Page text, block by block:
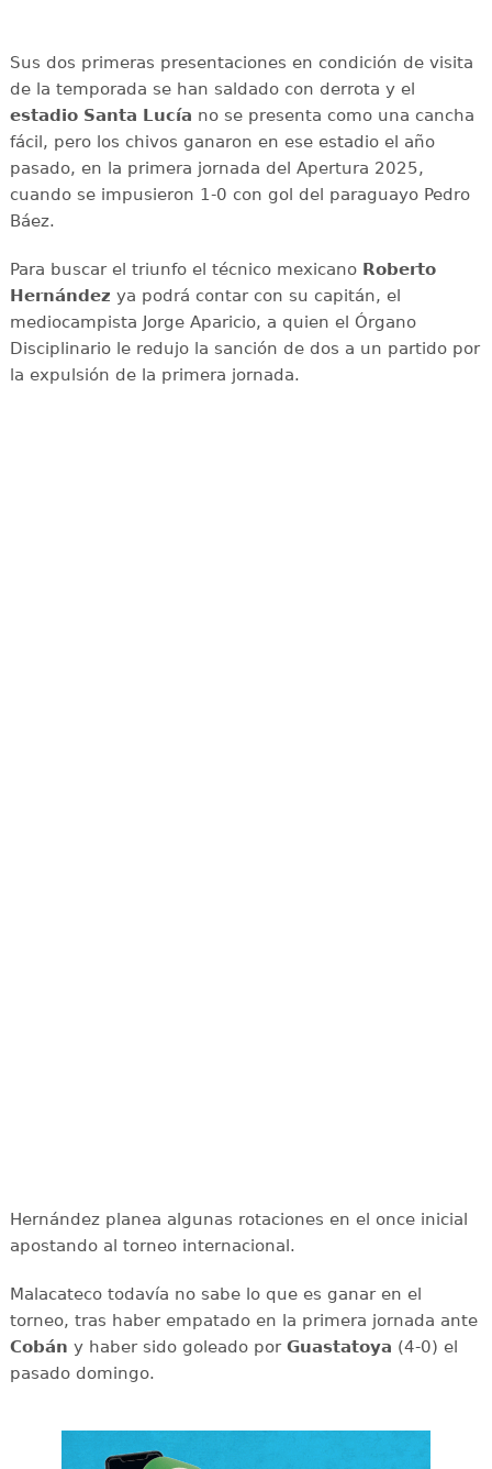
Sus dos primeras presentaciones en condición de visita
de la temporada se han saldado con derrota y el
estadio Santa Lucía no se presenta como una cancha
fácil, pero los chivos ganaron en ese estadio el año
pasado, en la primera jornada del Apertura 2025,
cuando se impusieron 1-0 con gol del paraguayo Pedro
Báez.
Para buscar el triunfo el técnico mexicano Roberto
Hernández ya podrá contar con su capitán, el
mediocampista Jorge Aparicio, a quien el Órgano
Disciplinario le redujo la sanción de dos a un partido por
la expulsión de la primera jornada.
Hernández planea algunas rotaciones en el once inicial
apostando al torneo internacional.
Malacateco todavía no sabe lo que es ganar en el
torneo, tras haber empatado en la primera jornada ante
Cobán y haber sido goleado por Guastatoya (4-0) el
pasado domingo.